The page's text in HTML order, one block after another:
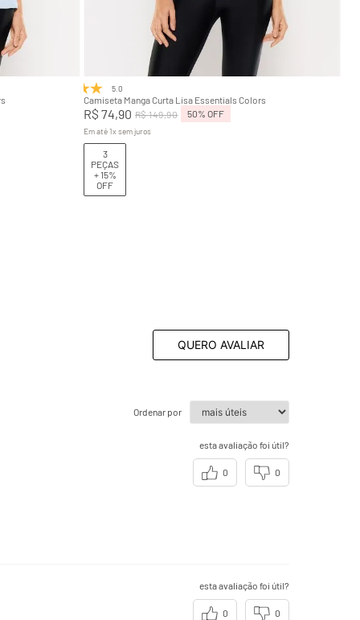
GG GG
Adicionar na sacola
5.0
Camiseta Manga Curta Lisa Essentials Colors
R$ 74,90 R$149,90 50% OFF
Em até 1xsem juros
3
PEÇAS
+ 15%
OFF
QUERO AVALIAR
Ordenar por
esta avaliação foi útil?
0 0
esta avaliação foi útil?
0 0